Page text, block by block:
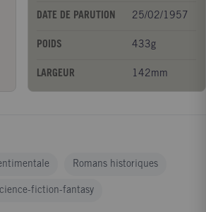
DATE DE PARUTION 25/02/1957
POIDS 433g
LARGEUR 142mm
Romans historiques
fiction-fantasy